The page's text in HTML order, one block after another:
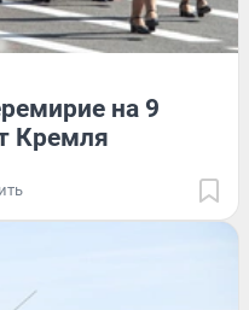
на 9
Кремля